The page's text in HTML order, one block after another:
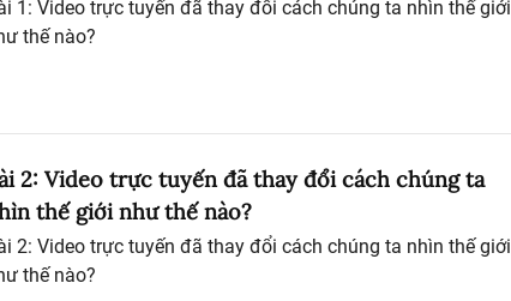
1: Video trực tuyến đã thay đổi cách chúng ta nhìn thế giới
thế nào?
2: Video trực tuyến đã thay đổi cách chúng ta
thế giới như thế nào?
2: Video trực tuyến đã thay đổi cách chúng ta nhìn thế giới
thế nào?